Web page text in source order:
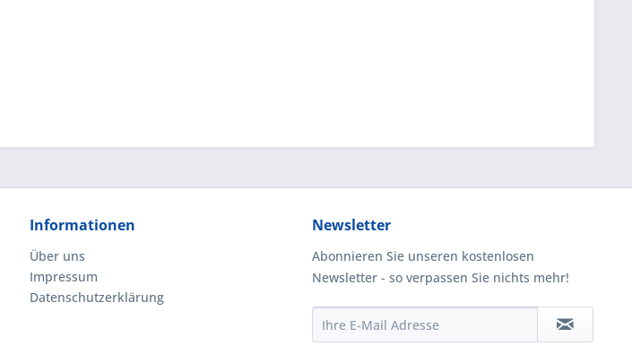
Informationen
Über uns
Impressum
Datenschutzerklärung
Newsletter
Abonnieren Sie unseren kostenlosen
Newsletter - so verpassen Sie nichts mehr!